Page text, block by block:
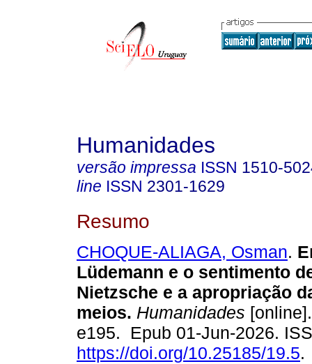
Humanidades
versão impressa ISSN 1510-
line ISSN 2301-1629
Resumo
CHOQUE-ALIAGA, Osman.
Lüdemann e o sentimento
Nietzsche e a apropriação
meios. Humanidades
e195. Epub 01-Jun-2026.
https://doi.org/10.25185/19.5.